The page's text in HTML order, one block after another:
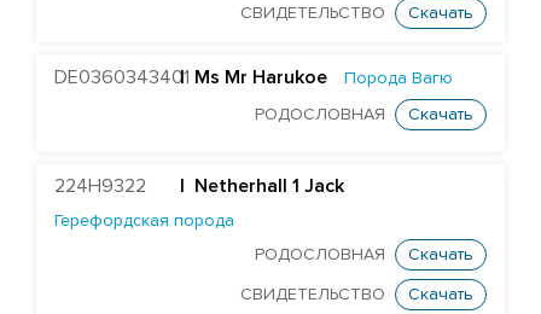
FARNEAR-TBR-BH FLAMER-ET
MR D-WORTH BRISTOL-ET
LEXVOLD SS CAHILL-ET
СВИДЕТЕЛЬСТВО Скачать
DE0360343401| Ms Mr Harukoe Порода Вагю
РОДОСЛОВНАЯ Скачать
224H9322 | Netherhall 1 Jack
Герефордская порода
РОДОСЛОВНАЯ
Скачать
СВИДЕТЕЛЬСТВО Скачать